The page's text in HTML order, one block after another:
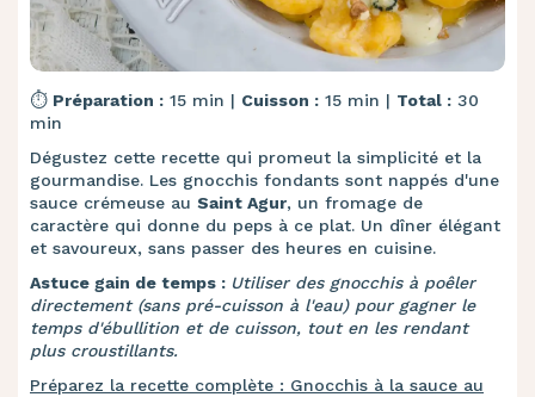
⏱️ Préparation : 15 min | Cuisson : 15 min | Total : 30
min
Dégustez cette recette qui promeut la simplicité et la
gourmandise. Les gnocchis fondants sont nappés d'une
sauce crémeuse au Saint Agur, un fromage de
caractère qui donne du peps à ce plat. Un dîner élégant
et savoureux, sans passer des heures en cuisine.
Astuce gain de temps : Utiliser des gnocchis à poêler
directement (sans pré-cuisson à l'eau) pour gagner le
temps d'ébullition et de cuisson, tout en les rendant
plus croustillants.
Préparez la recette complète : Gnocchis à la sauce au